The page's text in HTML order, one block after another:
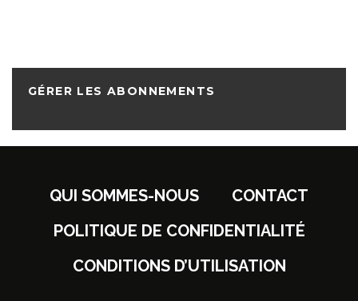
GÉRER LES ABONNEMENTS
QUI SOMMES-NOUS
CONTACT
POLITIQUE DE CONFIDENTIALITÉ
CONDITIONS D’UTILISATION